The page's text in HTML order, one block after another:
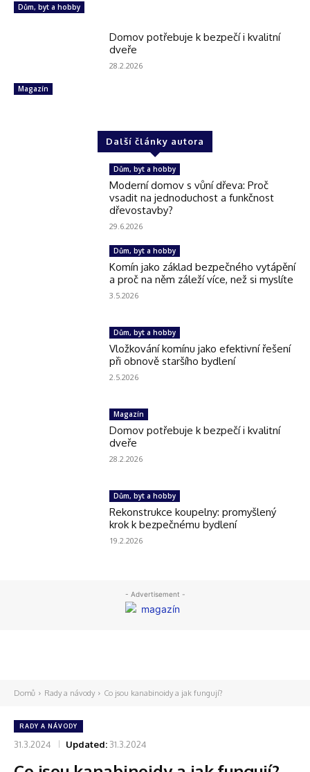
Dům, byt a hobby
Magazín
Domov potřebuje k bezpečí i kvalitní
dveře
28.2.2026
Další články autora
Dům, byt a hobby
Moderní domov s vůní dřeva: Proč
vsadit na jednoduchost a funkčnost
dřevostavby?
29.6.2026
Dům, byt a hobby
Komín jako základ bezpečného vytápění
a proč na něm záleží více, než si myslíte
3.5.2026
Dům, byt a hobby
Vložkování komínu jako efektivní řešení
při obnově staršího bydlení
2.5.2026
Magazín
Domov potřebuje k bezpečí i kvalitní
dveře
28.2.2026
Dům, byt a hobby
Rekonstrukce koupelny: promyšlený
krok k bezpečnému bydlení
19.2.2026
- Advertisement -